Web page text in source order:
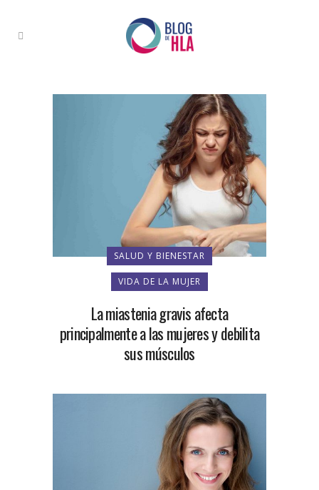
SALUD Y BIENESTAR
VIDA DE LA MUJER
La miastenia gravis afecta
principalmente a las mujeres y debilita
sus músculos